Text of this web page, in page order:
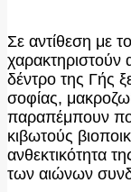
Σε αντίθεση με
χαρακτηριστούν
δέντρο της Γής
σοφίας,
παραπέμπουν
κιβωτούς
ανθεκτικότητα
των αιώνων